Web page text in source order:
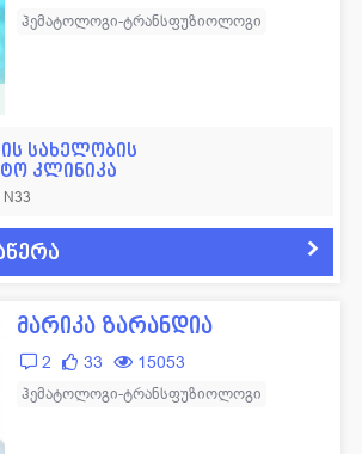
ჰემატოლოგი-ტრანსფუზიოლოგი
სახელობის
კლინიკა
N33
მარიკა ზარანდია
2 33 15053
ჰემატოლოგი-ტრანსფუზიოლოგი